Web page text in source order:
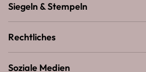
Siegeln & Stempeln
Rechtliches
Soziale Medien